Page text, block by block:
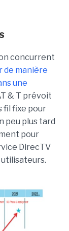
concurrent
de manière
une
& T prévoit
fil fixe pour
peu plus tard
pour
DirecTV
utilisateurs.